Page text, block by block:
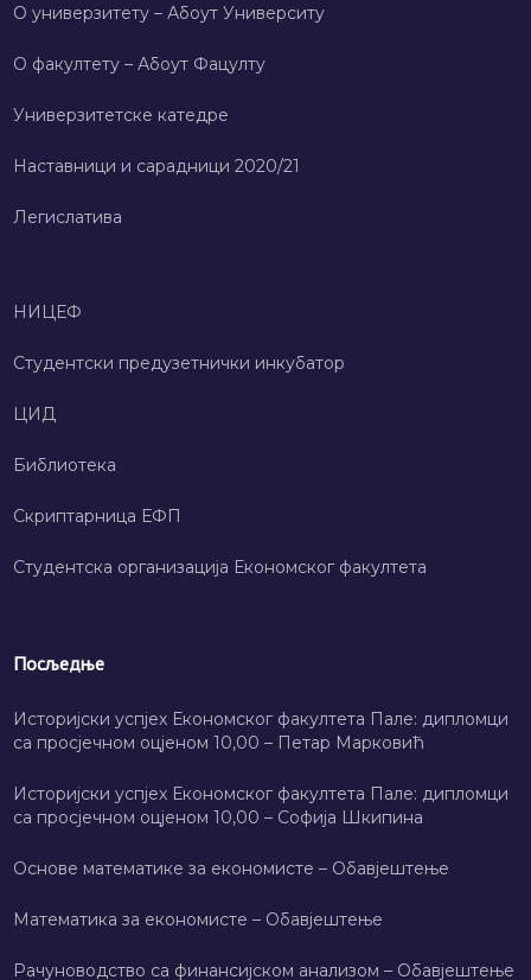
О универзитету – Абоут Университy
О факултету – Абоут Фацултy
Универзитетске катедре
Наставници и сарадници 2020/21
Легислатива
НИЦЕФ
Студентски предузетнички инкубатор
ЦИД
Библиотека
Скриптарница ЕФП
Студентска организација Економског факултета
Посљедње
Историјски успјех Економског факултета Пале: дипломци
са просјечном оцјеном 10,00 – Петар Марковић
Историјски успјех Економског факултета Пале: дипломци
са просјечном оцјеном 10,00 – Софија Шкипина
Основе математике за економисте – Обавјештење
Математика за економисте – Обавјештење
Рачуноводство са финансијском анализом – Обавјештење